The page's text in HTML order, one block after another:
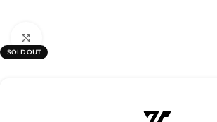
SOLD OUT